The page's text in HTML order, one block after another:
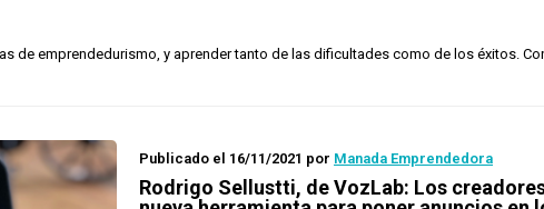
de emprendedurismo, y aprender tanto de las dificultades como de los éxitos.
Publicado el 16/11/2021 por Manada Emprendedora
Rodrigo Sellustti, de VozLab: Los